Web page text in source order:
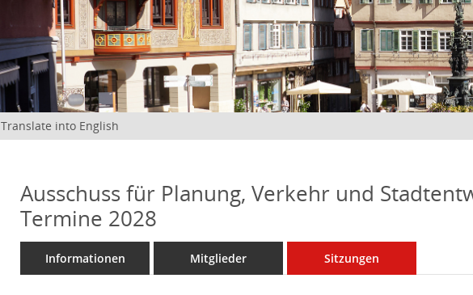
Translate into English
Ausschuss für Planung, Verkehr und
Termine 2028
Informationen Mitglieder Sitzungen